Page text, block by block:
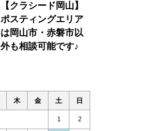
【クラシード岡山】
ポスティングエリア
は岡山市・赤磐市以
外も相談可能です♪
木 金 土 日
1 2